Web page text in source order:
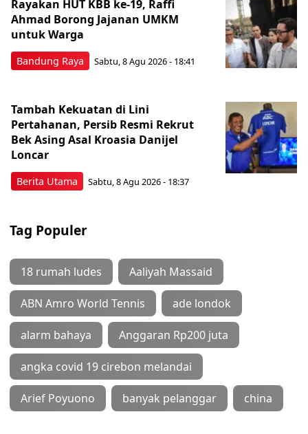
Bandung Raya
Rayakan HUT KBB ke-19, Raffi
Ahmad Borong Jajanan UMKM
untuk Warga
Sabtu, 8 Agu 2026 - 18:41
Berita Utama
Tambah Kekuatan di Lini
Pertahanan, Persib Resmi Rekrut
Bek Asing Asal Kroasia Danijel
Loncar
Sabtu, 8 Agu 2026 - 18:37
Tag Populer
18 rumah ludes Aaliyah Massaid
ABN Amro World Tennis ade londok
alarm bahaya Anggaran Rp200 juta
angka covid 19 cirebon melandai
Arief Poyuono banyak pelanggar china